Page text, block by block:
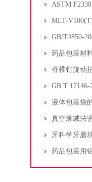
药品包装材
脊椎钉旋动
液体包装袋